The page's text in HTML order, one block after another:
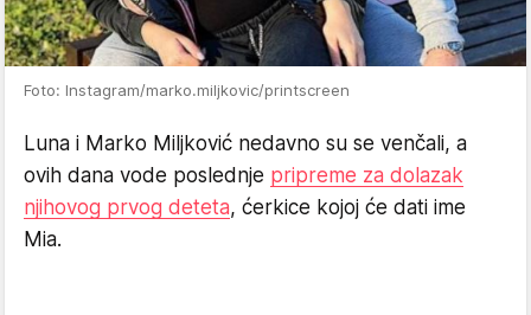
Foto: Instagram/marko.miljkovic/printscreen
Luna i Marko Miljković nedavno su se venčali, a
ovih dana vode poslednje pripreme za dolazak
njihovog prvog deteta, ćerkice kojoj će dati ime
Mia.